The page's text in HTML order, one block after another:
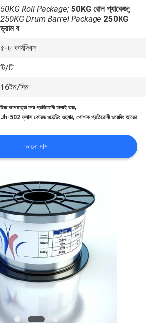
50KG Roll Package; 50KG রোল প্যাকেজ;
250KG Drum Barrel Package 250KG
ড্রাম ব
৫-৮ কার্যদিবস
টি/টি
16টন/দিন
উচ্চ তাপমাত্রা ক্ষয় প্রতিরোধী ঢালাই তার,
Jh-502 ফ্লাক্স কোরড ওয়েল্ডিং ওয়্যার,পোশাক প্রতিরোধী ওয়েল্ডিং তারের
ভালো দাম